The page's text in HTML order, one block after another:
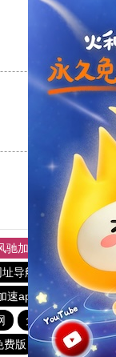
驰加速器
旋风加速
导航 软件中心
速app下载安装
快
免费vqn外网
费版 蚂蚁加速npv